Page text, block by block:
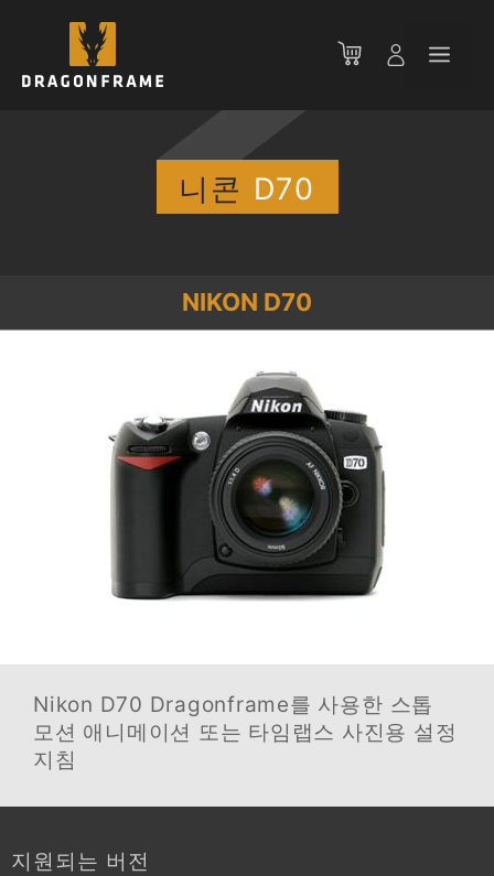
메
니콘 D70
NIKON D70
Nikon D70 Dragonframe를 사용한 스톱
모션 애니메이션 또는 타임랩스 사진용 설정
지침
지원되는 버전